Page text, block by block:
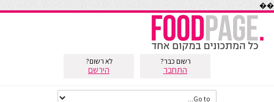
��
רשום כבר?
התחבר
לא רשום?
הירשם